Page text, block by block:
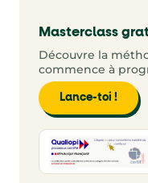
Masterclass
Découvre la
commence à
Lance-toi !